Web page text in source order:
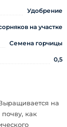
Удобрение
на участке
Семена горчицы
0,5
на
как